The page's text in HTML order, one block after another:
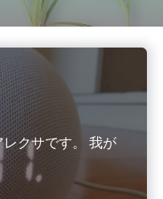
クサです。 我が